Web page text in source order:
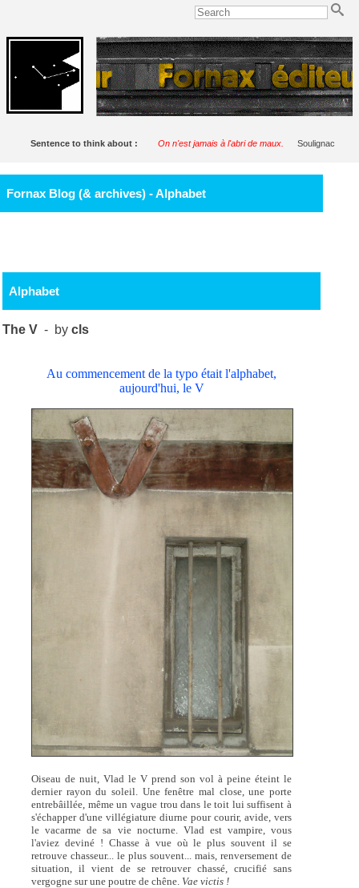
Sentence to think about : On n'est jamais à l'abri de maux. Soulignac
Fornax Blog (& archives) - Alphabet
Alphabet
The V - bycls
Au commencement de la typo était l'alphabet,
aujourd'hui, le V
Oiseau de nuit, Vlad le V prend son vol à peine éteint le
dernier rayon du soleil. Une fenêtre mal close, une porte
entrebâillée, même un vague trou dans le toit lui suffisent à
s'échapper d'une villégiature diurne pour courir, avide, vers
le vacarme de sa vie nocturne. Vlad est vampire, vous
l'aviez deviné ! Chasse à vue où le plus souvent il se
retrouve chasseur... le plus souvent... mais, renversement de
situation, il vient de se retrouver chassé, crucifié sans
vergogne sur une poutre de chêne. Vae victis !